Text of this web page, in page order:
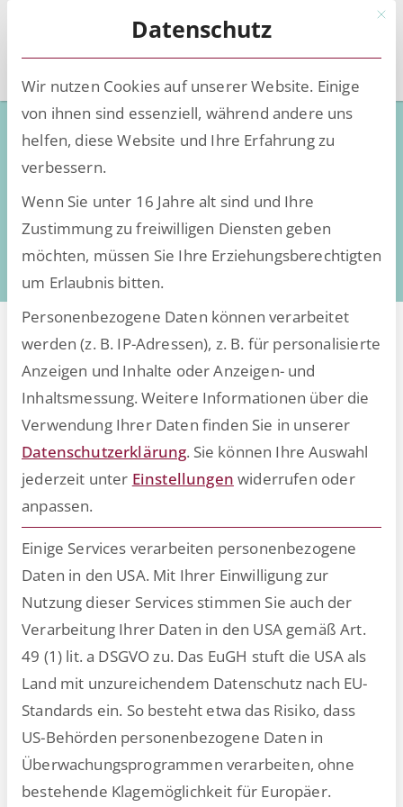
Low-Code - Deep Knowledge
Digitalisierung
daten- und dokumentenintensiver Prozesse
Alle Beiträge von
softwarevergleich
Das beste
Dokumentenmanagementsystem
(DMS) 2026 – ein Softwarevergleich
Mit
Datenschutz
Wir nutzen Cookies auf unserer Website. Einige
von ihnen sind essenziell, während andere uns
helfen, diese Website und Ihre Erfahrung zu
verbessern.
Wenn Sie unter 16 Jahre alt sind und Ihre
Zustimmung zu freiwilligen Diensten geben
möchten, müssen Sie Ihre Erziehungsberechtigten
um Erlaubnis bitten.
Personenbezogene Daten können verarbeitet
werden (z. B. IP-Adressen), z. B. für personalisierte
Anzeigen und Inhalte oder Anzeigen- und
Inhaltsmessung. Weitere Informationen über die
Verwendung Ihrer Daten finden Sie in unserer
Datenschutzerklärung. Sie können Ihre Auswahl
jederzeit unter Einstellungen widerrufen oder
anpassen.
Einige Services verarbeiten personenbezogene
Daten in den USA. Mit Ihrer Einwilligung zur
Nutzung dieser Services stimmen Sie auch der
Verarbeitung Ihrer Daten in den USA gemäß Art.
49 (1) lit. a DSGVO zu. Das EuGH stuft die USA als
Land mit unzureichendem Datenschutz nach EU-
Standards ein. So besteht etwa das Risiko, dass
US-Behörden personenbezogene Daten in
Überwachungsprogrammen verarbeiten, ohne
bestehende Klagemöglichkeit für Europäer.